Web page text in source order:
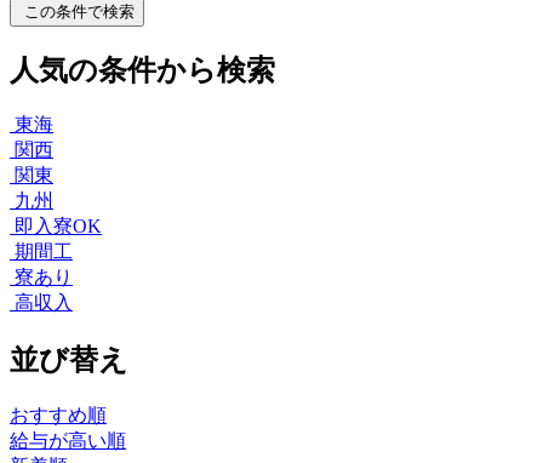
この条件で検索
人気の条件から検索
東海
関西
関東
九州
即入寮OK
期間工
寮あり
高収入
並び替え
おすすめ順
給与が高い順